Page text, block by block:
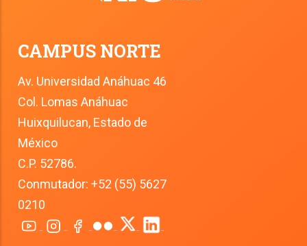
CAMPUS NORTE
Av. Universidad Anáhuac 46
Col. Lomas Anáhuac
Huixquilucan, Estado de
México
C.P. 52786.
Conmutador: +52 (55) 5627
0210